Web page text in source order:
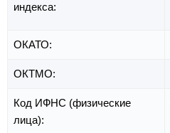
индекса:
ОКАТО:
ОКТМО:
Код ИФНС (физические
лица):